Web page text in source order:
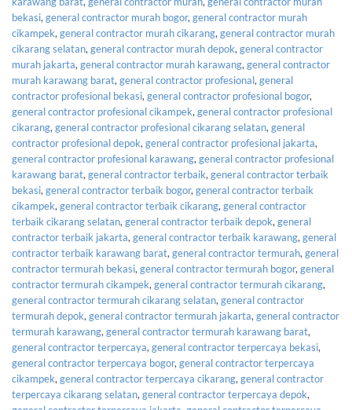
bekasi, general contractor murah bogor, general contractor murah
cikampek, general contractor murah cikarang, general contractor murah
cikarang selatan, general contractor murah depok, general contractor
murah jakarta, general contractor murah karawang, general contractor
murah karawang barat, general contractor profesional, general
contractor profesional bekasi, general contractor profesional bogor,
general contractor profesional cikampek, general contractor profesional
cikarang, general contractor profesional cikarang selatan, general
contractor profesional depok, general contractor profesional jakarta,
general contractor profesional karawang, general contractor profesional
karawang barat, general contractor terbaik, general contractor terbaik
bekasi, general contractor terbaik bogor, general contractor terbaik
cikampek, general contractor terbaik cikarang, general contractor
terbaik cikarang selatan, general contractor terbaik depok, general
contractor terbaik jakarta, general contractor terbaik karawang, general
contractor terbaik karawang barat, general contractor termurah, general
contractor termurah bekasi, general contractor termurah bogor, general
contractor termurah cikampek, general contractor termurah cikarang,
general contractor termurah cikarang selatan, general contractor
termurah depok, general contractor termurah jakarta, general contractor
termurah karawang, general contractor termurah karawang barat,
general contractor terpercaya, general contractor terpercaya bekasi,
general contractor terpercaya bogor, general contractor terpercaya
cikampek, general contractor terpercaya cikarang, general contractor
terpercaya cikarang selatan, general contractor terpercaya depok,